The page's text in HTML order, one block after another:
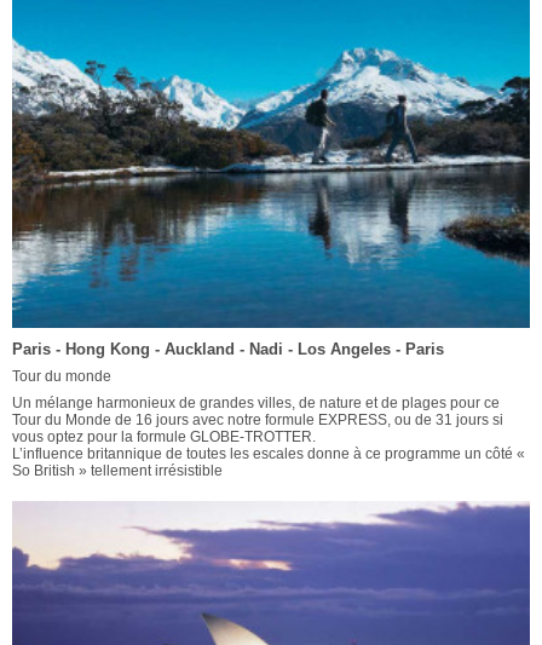
Paris - Hong Kong - Auckland - Nadi - Los Angeles - Paris
Tour du monde
Un mélange harmonieux de grandes villes, de nature et de plages pour ce
Tour du Monde de 16 jours avec notre formule EXPRESS, ou de 31 jours si
vous optez pour la formule GLOBE-TROTTER.
L’influence britannique de toutes les escales donne à ce programme un côté «
So British » tellement irrésistible